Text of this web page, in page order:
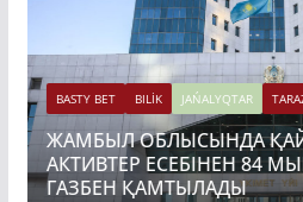
BASTY BET BILİK JAŃALYQTAR
ЖАМБЫЛ ОБЛЫСЫНДА
АКТИВТЕР ЕСЕБІНЕН 84
ГАЗБЕН ҚАМТЫЛАДЫ